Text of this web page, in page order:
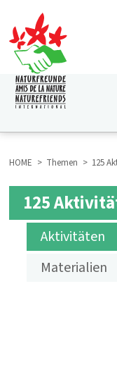
zum
Inhalt
HOME Themen 125
125
125
Aktivitäten
Materialien